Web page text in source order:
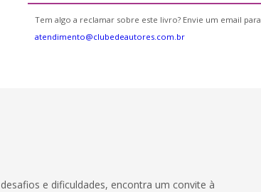
Tem algo a reclamar sobre este livro? Envie um email para
atendimento@clubedeautores.com.br
e dificuldades, encontra um convite à